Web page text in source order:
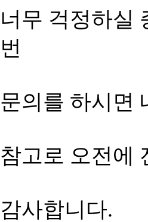
너무 걱정하실
번
문의를 하시면
참고로 오전에
감사합니다.